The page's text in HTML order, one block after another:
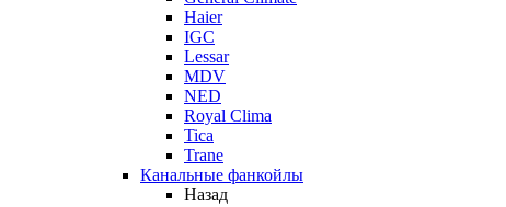
Haier
IGC
Lessar
MDV
NED
Royal Clima
Tica
Trane
Канальные фанкойлы
Назад